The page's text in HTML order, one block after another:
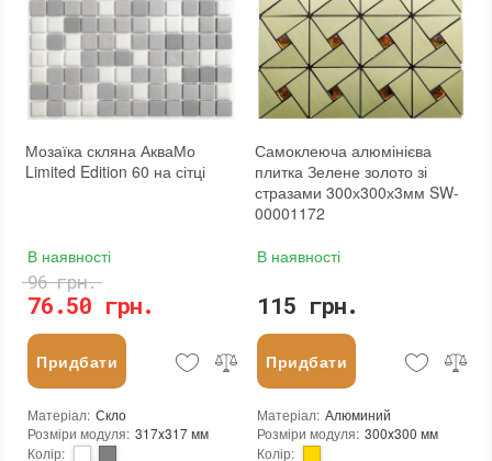
Мозаїка скляна АкваМо
Limited Edition 60 на сітці
В наявності
76.50 грн.
96 грн.
Придбати
Матеріал: Скло
Розміри модуля: 317x317 мм
Колір:
Самоклеюча алюмінієва
плитка Зелене золото зі
стразами 300х300х3мм SW-
00001172
В наявності
115 грн.
Придбати
Матеріал: Алюминий
Розміри модуля: 300x300 мм
Колір: